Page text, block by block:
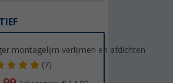
montagelijm verlijmen en afdichten
(7)